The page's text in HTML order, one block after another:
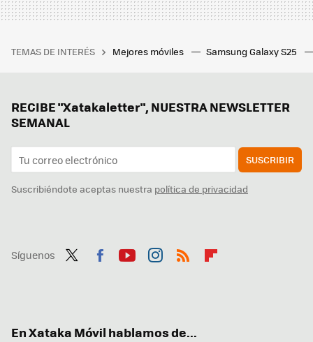
TEMAS DE INTERÉS Mejores móviles Samsung Galaxy S25
RECIBE "Xatakaletter", NUESTRA NEWSLETTER
SEMANAL
SUSCRIBIR
Suscribiéndote aceptas nuestra política de privacidad
Síguenos
En Xataka Móvil hablamos de...